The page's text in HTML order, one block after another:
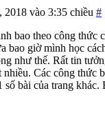
2018 vào 3:35 chiều #
bao theo công thức
bao giờ mình học
như thế. Rất tin
nhiều. Các công thức
số bài của trang khác.